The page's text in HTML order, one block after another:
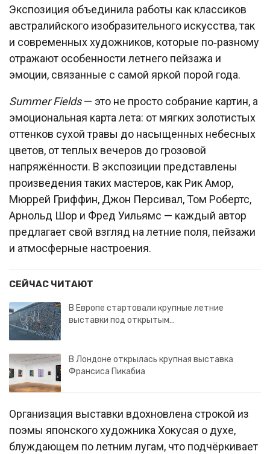
Экспозиция объединила работы как классиков
австралийского изобразительного искусства, так
и современных художников, которые по‑разному
отражают особенности летнего пейзажа и
эмоции, связанные с самой яркой порой года.
Summer Fields— это не просто собрание картин, а
эмоциональная карта лета: от мягких золотистых
оттенков сухой травы до насыщенных небесных
цветов, от теплых вечеров до грозовой
напряжённости. В экспозиции представлены
произведения таких мастеров, как Рик Амор,
Мюррей Гриффин, Джон Персивал, Том Робертс,
Арнольд Шор и Фред Уильямс — каждый автор
предлагает свой взгляд на летние поля, пейзажи
и атмосферные настроения.
СЕЙЧАС ЧИТАЮТ
В Европе стартовали крупные летние
выставки под открытым…
В Лондоне открылась крупная выставка
Франсиса Пикабиа
Организация выставки вдохновлена строкой из
поэмы японского художника Хокусая о духе,
блуждающем по летним лугам, что подчёркивает